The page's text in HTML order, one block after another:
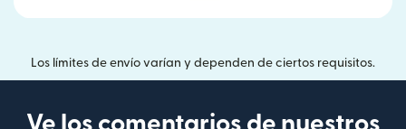
Los límites de envío varían y dependen de ciertos requisitos.